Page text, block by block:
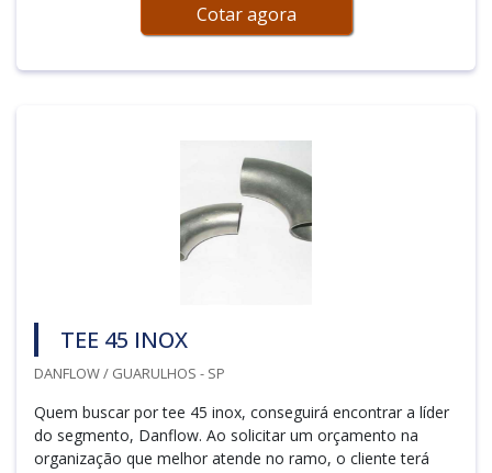
Cotar agora
TEE 45 INOX
DANFLOW / GUARULHOS - SP
Quem buscar por tee 45 inox, conseguirá encontrar a líder
do segmento, Danflow. Ao solicitar um orçamento na
organização que melhor atende no ramo, o cliente terá